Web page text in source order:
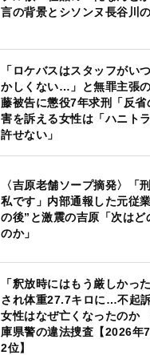
言の背景とシソンヌ長谷川
「ロケバスはスタッフがい
かしくない…」と無罪主張
藤被告に懲役7年求刑「反
害を訴える女性は「ハニト
許せない」
〈吉原老舗ソープ摘発〉「
私です」内部通報した元従
の後”と激震の吉原「次はど
のか」
「釈放時にはもう厳しかっ
され体重27.7キロに…不起
女性はなぜ亡くなったのか
庫県警の違法捜査【2026年
2位】